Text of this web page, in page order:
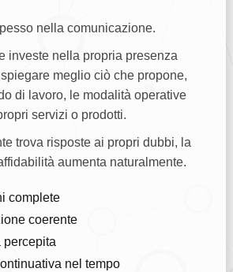
nella comunicazione.
investe nella propria presenza
meglio ciò che propone,
di lavoro, le modalità operative
servizi o prodotti.
trova risposte ai propri dubbi, la
aumenta naturalmente.
complete
coerente
percepita
nel tempo